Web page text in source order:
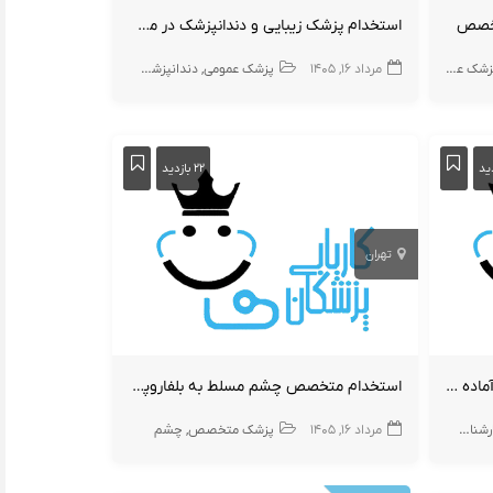
عمومی کارجو کارجو زیبایی پوست ارتوپد مغز و اعصاب طب ورزشی
استخدام پزشک زیبایی و دندانپزشک در مطب فعال
مرداد ۱۶, ۱۴۰۵ پزشک عمومی دندانپزشک عمومی
کارشناس ارشد تغذیه و رژیم درمانی آماده همکاری به صورت درصدی
تغذیه
۲۲ بازدید
تهران
استخدام متخصص چشم مسلط به بلفاروپلاستی
مرداد ۱۶, ۱۴۰۵ پزشک متخصص چشم